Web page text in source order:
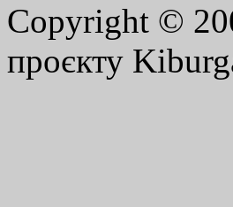
Copyright ©
проєкту